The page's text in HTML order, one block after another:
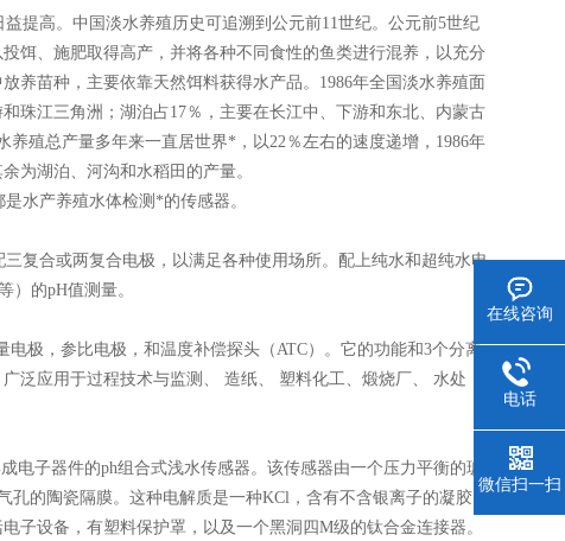
提高。中国淡水养殖历史可追溯到公元前11世纪。公元前5世纪
饵、施肥取得高产，并将各种不同食性的鱼类进行混养，以充分
养苗种，主要依靠天然饵料获得水产品。1986年全国淡水养殖面
珠江三角洲；湖泊占17％，主要在长江中、下游和东北、内蒙古
殖总产量多年来一直居世界*，以22％左右的速度递增，1986年
为湖泊、河沟和水稻田的产量。
水产养殖水体检测*的传感器。
复合或两复合电极，以满足各种使用场所。配上纯水和超纯水电
）的pH值测量。
电极，参比电极，和温度补偿探头（ATC）。它的功能和3个分离
泛应用于过程技术与监测、 造纸、 塑料化工、煅烧厂、 水处
子器件的ph组合式浅水传感器。该传感器由一个压力平衡的玻
孔的陶瓷隔膜。这种电解质是一种KCl，含有不含银离子的凝胶，
子设备，有塑料保护罩，以及一个黑洞四M级的钛合金连接器。
在线咨询
电话
微信扫一扫